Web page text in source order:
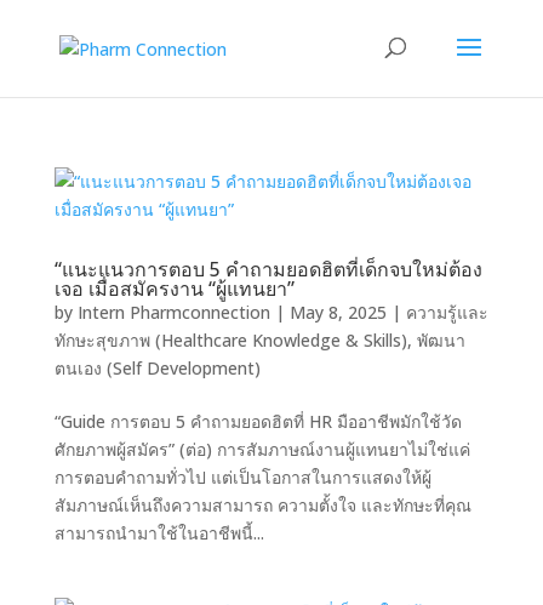
“แนะแนวการตอบ 5 คำถามยอดฮิตที่เด็กจบใหม่ต้อง
เจอ เมื่อสมัครงาน “ผู้แทนยา”
by Intern Pharmconnection | May 8, 2025 | ความรู้และ
ทักษะสุขภาพ (Healthcare Knowledge & Skills), พัฒนา
ตนเอง (Self Development)
“Guide การตอบ 5 คำถามยอดฮิตที่ HR มืออาชีพมักใช้วัด
ศักยภาพผู้สมัคร” (ต่อ) การสัมภาษณ์งานผู้แทนยาไม่ใช่แค่
การตอบคำถามทั่วไป แต่เป็นโอกาสในการแสดงให้ผู้
สัมภาษณ์เห็นถึงความสามารถ ความตั้งใจ และทักษะที่คุณ
สามารถนำมาใช้ในอาชีพนี้...